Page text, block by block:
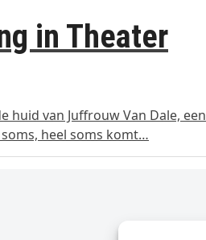
in Theater
huid van Juffrouw Van Dale, een
heel soms komt…